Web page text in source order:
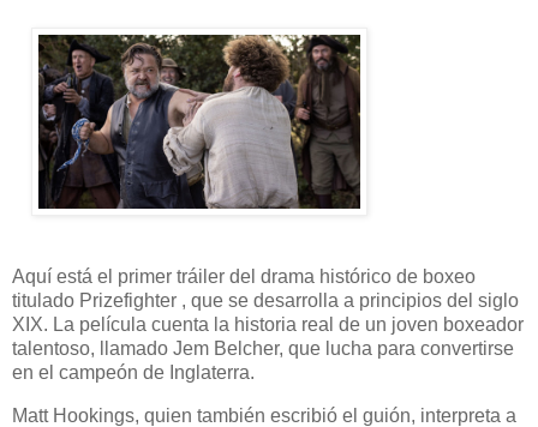
Aquí está el primer tráiler del drama histórico de boxeo
titulado Prizefighter , que se desarrolla a principios del siglo
XIX. La película cuenta la historia real de un joven boxeador
talentoso, llamado Jem Belcher, que lucha para convertirse
en el campeón de Inglaterra.
Matt Hookings, quien también escribió el guión, interpreta a